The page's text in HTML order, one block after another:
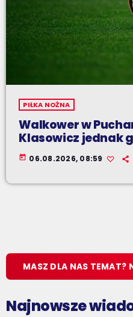
PIŁKA NOŻNA
Walkower w
Klasowicz jednak
today 06.08.2026, 08:59
MASZ DLA NAS TEMAT?
Najnowsze